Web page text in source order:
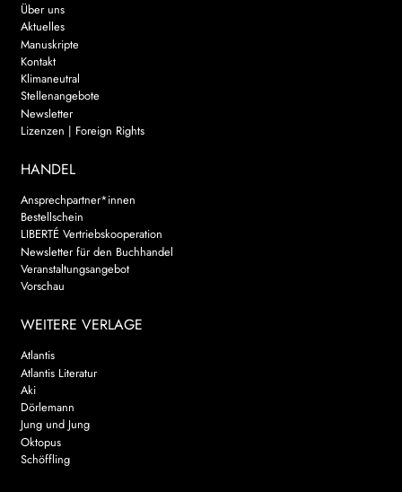
Über uns
Aktuelles
Manuskripte
Kontakt
Klimaneutral
Stellenangebote
Newsletter
Lizenzen | Foreign Rights
HANDEL
Ansprechpartner*innen
Bestellschein
LIBERTÉ Vertriebskooperation
Newsletter für den Buchhandel
Veranstaltungsangebot
Vorschau
WEITERE VERLAGE
Atlantis
Atlantis Literatur
Aki
Dörlemann
Jung und Jung
Oktopus
Schöffling